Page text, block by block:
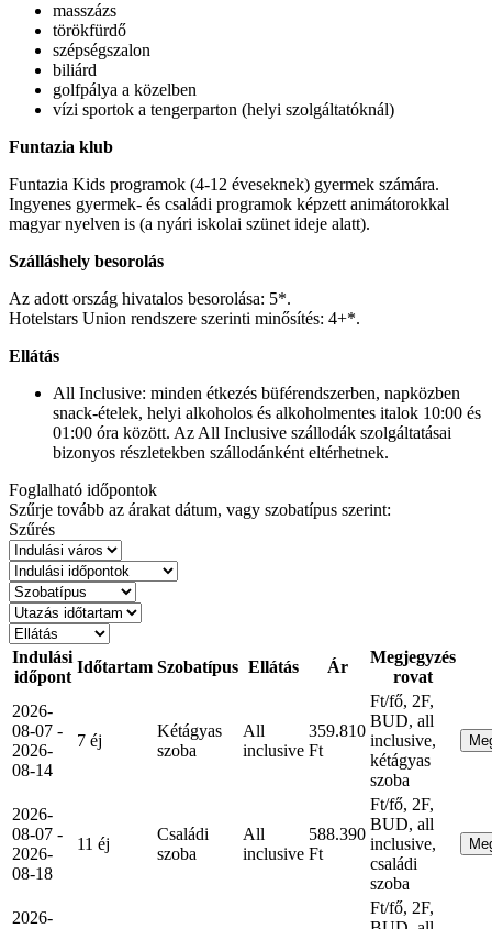
masszázs
törökfürdő
szépségszalon
biliárd
golfpálya a közelben
vízi sportok a tengerparton (helyi szolgáltatóknál)
Funtazia klub
Funtazia Kids programok (4-12 éveseknek) gyermek számára.
Ingyenes gyermek- és családi programok képzett animátorokkal
magyar nyelven is (a nyári iskolai szünet ideje alatt).
Szálláshely besorolás
Az adott ország hivatalos besorolása: 5*.
Hotelstars Union rendszere szerinti minősítés: 4+*.
Ellátás
All Inclusive: minden étkezés büférendszerben, napközben
snack-ételek, helyi alkoholos és alkoholmentes italok 10:00 és
01:00 óra között. Az All Inclusive szállodák szolgáltatásai
bizonyos részletekben szállodánként eltérhetnek.
Foglalható időpontok
Szűrje tovább az árakat dátum, vagy szobatípus szerint:
Szűrés
Indulási
időpont
Időtartam Szobatípus Ellátás Ár
Megjegyzés
rovat
2026-
08-07 -
2026-
08-14
7 éj
Kétágyas
szoba
All
inclusive
359.810
Ft
Ft/fő, 2F,
BUD, all
inclusive,
kétágyas
szoba
2026-
08-07 -
2026-
08-18
11 éj
Családi
szoba
All
inclusive
588.390
Ft
Ft/fő, 2F,
BUD, all
inclusive,
családi
szoba
2026-
Ft/fő, 2F,